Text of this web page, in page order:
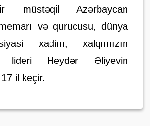
müstəqil Azərbaycan
və qurucusu, dünya
xadim, xalqımızın
lideri Heydər Əliyevin
il keçir.